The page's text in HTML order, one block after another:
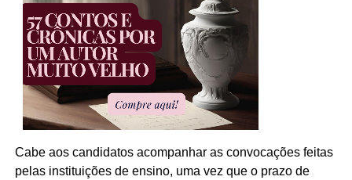
Cabe aos candidatos acompanhar as convocações feitas
pelas instituições de ensino, uma vez que o prazo de